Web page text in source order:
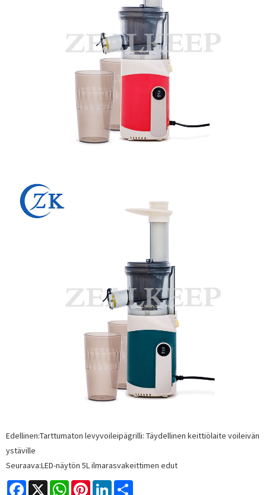
Edellinen:Tarttumaton levyvoileipägrilli: Täydellinen keittiölaite voileivän
ystäville
Seuraava:LED-näytön 5L ilmarasvakeittimen edut
Facebook
X WhatsAppPinterestLinkedIn